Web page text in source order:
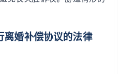
离婚补偿协议的法律